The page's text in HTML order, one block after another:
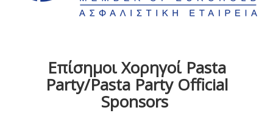
Επίσημοι Χορηγοί Pasta
Party/Pasta Party Official
Sponsors